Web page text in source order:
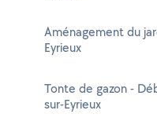
Aménagement du
Eyrieux
Tonte de gazon -
sur-Eyrieux